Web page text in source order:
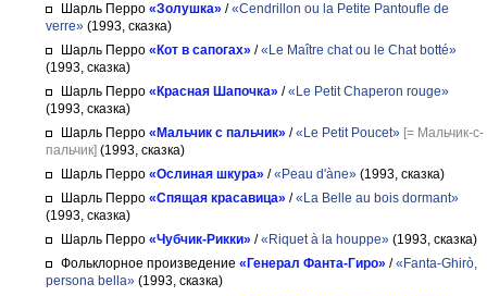
Шарль Перро «Золушка» /«Cendrillon ou la Petite Pantoufle de
verre» (1993, сказка)
Шарль Перро «Кот в сапогах» /«Le Maître chat ou le Chat botté»
(1993, сказка)
Шарль Перро «Красная Шапочка» /«Le Petit Chaperon rouge»
(1993, сказка)
Шарль Перро «Мальчик с пальчик» /«Le Petit Poucet» [= Мальчик-с-
пальчик] (1993, сказка)
Шарль Перро «Ослиная шкура» /«Peau d'àne» (1993, сказка)
Шарль Перро «Спящая красавица» /«La Belle au bois dormant»
(1993, сказка)
Шарль Перро «Чубчик-Рикки» /«Riquet à la houppe» (1993, сказка)
Фольклорное произведение «Генерал Фанта-Гиро» /«Fanta-Ghirò,
persona bella» (1993, сказка)